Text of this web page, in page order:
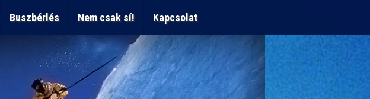
Buszbérlés Nem csak sí! Kapcsolat